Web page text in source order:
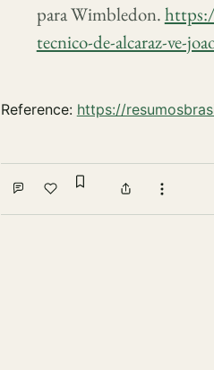
para Wimbledon.
tecnico-de-alcaraz-ve-
Reference: https://
Comment
Like
Sign in to
ShareMore